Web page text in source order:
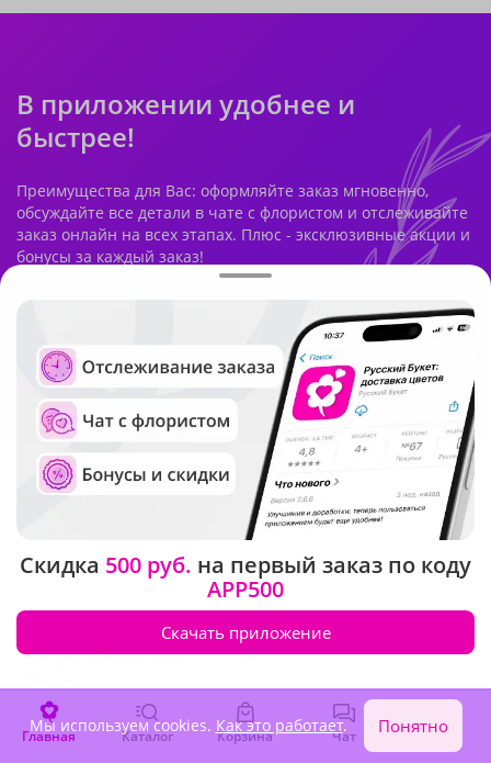
В приложении удобнее и
быстрее!
Преимущества для Вас: оформляйте заказ мгновенно,
обсуждайте все детали в чате с флористом и отслеживайте
заказ онлайн на всех этапах. Плюс - эксклюзивные акции и
бонусы за каждый заказ!
Отзывы о доставке цветов вСан-
Хосе
Google
4.9
Отлично
Главная Каталог Корзина Чат Войти
Скидка 500 руб. на первый заказ по коду
APP500
Скачать приложение
Мы используем cookies. Как это работает. Понятно